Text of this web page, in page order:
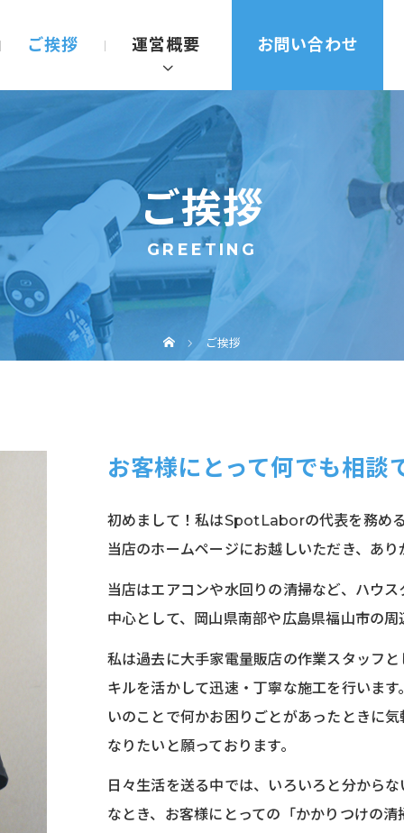
ご挨拶 運営概要 お問い合わせ
ご挨拶
GREETING
ご挨拶
お客様にとって何でも相談
初めまして！私はSpotLaborの代表を務め
当店のホームページにお越しいただき、あ
当店はエアコンや水回りの清掃など、ハウ
中心として、岡山県南部や広島県福山市の
私は過去に大手家電量販店の作業スタッフ
キルを活かして迅速・丁寧な施工を行いま
いのことで何かお困りごとがあったときに
なりたいと願っております。
日々生活を送る中では、いろいろと分から
なとき、お客様にとっての「かかりつけの